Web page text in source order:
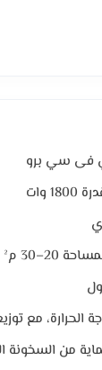
جي فى سي برو
وات
م²
مع
من السخونة